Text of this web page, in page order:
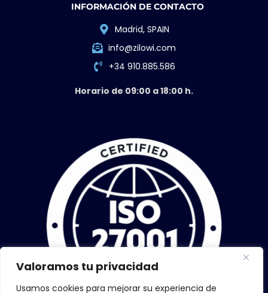
Valoramos tu privacidad
Usamos cookies para mejorar su experiencia de
INFORMACIÓN DE CONTACTO
Madrid, SPAIN
info@zilowi.com
+34 910.885.586
Horario de 09:00 a 18:00 h.